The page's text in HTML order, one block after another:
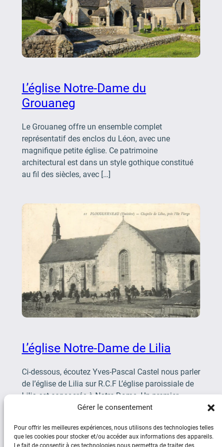
Gérer le consentement
Pour offrir les meilleures expériences, nous utilisons des technologies telles
que les cookies pour stocker et/ou accéder aux informations des appareils.
Le fait de consentir à ces technologies nous permettra de traiter des
L’église Notre-Dame du
Grouaneg
Le Grouaneg offre un ensemble complet
représentatif des enclos du Léon, avec une
magnifique petite église. Ce patrimoine
architectural est dans un style gothique constitué
au fil des siècles, avec […]
L’église Notre-Dame de Lilia
Ci-dessous, écoutez Yves-Pascal Castel nous parler
de l’église de Lilia sur R.C.F L’église paroissiale de
Lilia est consacrée à Notre-Dame. Un premier
édifice en forme de croix latine datant de […]